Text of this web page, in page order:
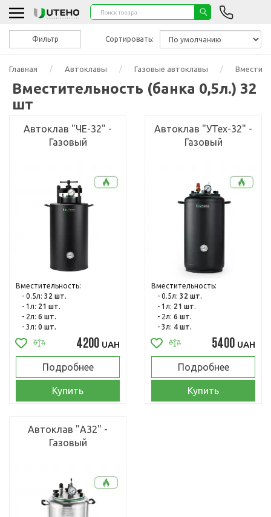
Главная Автоклавы Газовые автоклавы
Вместительность (банка 0,5л.) 32
шт
Фильтр Сортировать:
Автоклав "ЧЕ-32" -
Газовый
Вместительность:
- 0.5л: 32 шт.
- 1л: 21 шт.
- 2л: 6 шт.
- 3л: 0 шт.
4200 UAH
Подробнее
Купить
Автоклав "УТех-32" -
Газовый
Вместительность:
- 0.5л: 32 шт.
- 1л: 21 шт.
- 2л: 6 шт.
- 3л: 4 шт.
5400 UAH
Подробнее
Купить
Автоклав "А32" -
Газовый